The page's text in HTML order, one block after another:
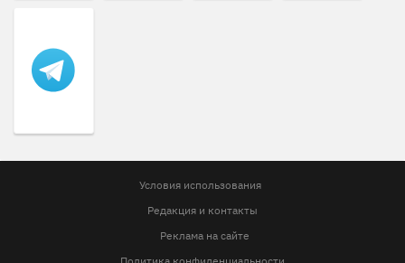
Условия использования
Редакция и контакты
Реклама на сайте